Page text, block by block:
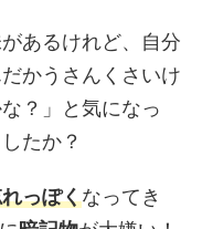
あるけれど、自分
かうさんくさいけ
？」と気になっ
たか？
っぽくなってき